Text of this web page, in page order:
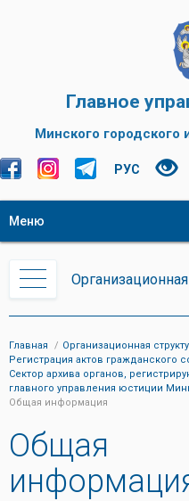
Главное
Минского городского
РУС
Меню
Главная
Организационная
Регистрация актов гражданского
Сектор архива органов,
главного управления юстиции
Общая информация
Общая